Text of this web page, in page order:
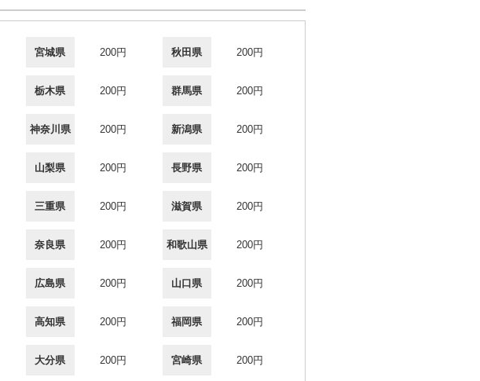
宮城県 200円 秋田県 200円
栃木県 200円 群馬県 200円
神奈川県 200円 新潟県 200円
山梨県 200円 長野県 200円
三重県 200円 滋賀県 200円
奈良県 200円 和歌山県 200円
広島県 200円 山口県 200円
高知県 200円 福岡県 200円
大分県 200円 宮崎県 200円